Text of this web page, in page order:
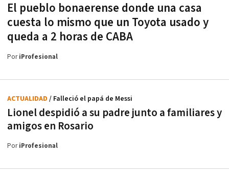
El pueblo bonaerense donde una casa
cuesta lo mismo que un Toyota usado y
queda a 2 horas de CABA
PoriProfesional
Lionel despidió a su padre junto a familiares y
amigos en Rosario
ACTUALIDAD / Falleció el papá de Messi
PoriProfesional